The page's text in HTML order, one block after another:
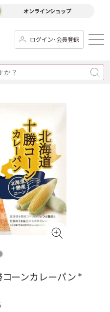
オンラインショップ
ログイン･会員登録
ーンカレーパン *